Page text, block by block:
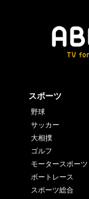
スポーツ
野球
サッカー
大相撲
ゴルフ
モータースポーツ
ボートレース
スポーツ総合